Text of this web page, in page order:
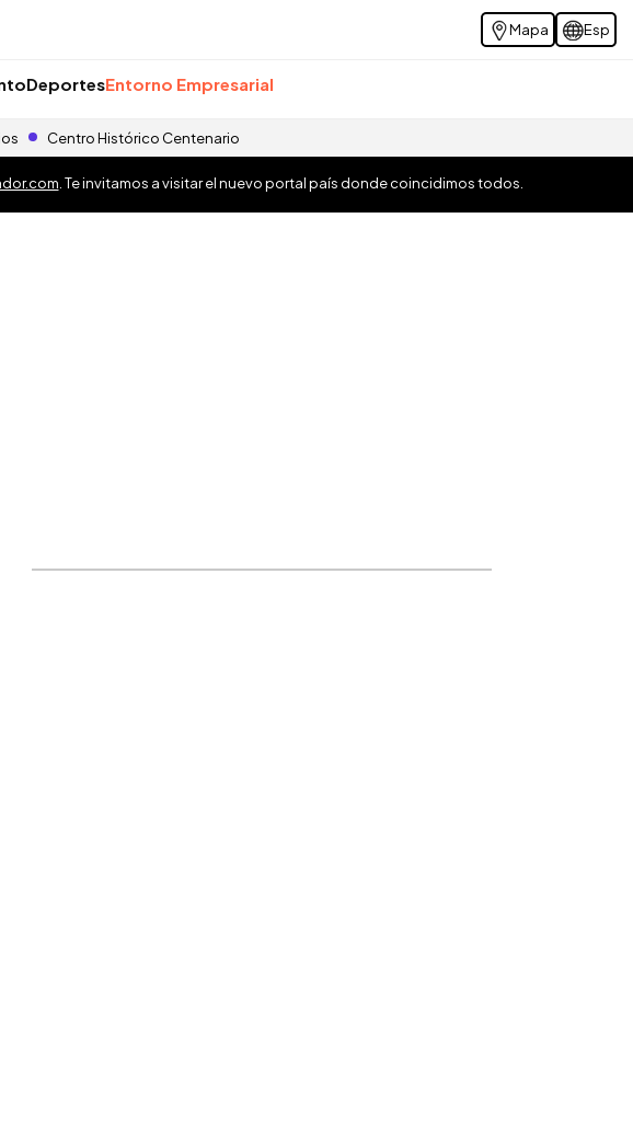
Mapa Esp
DeportesEntorno Empresarial
Centro Histórico Centenario
. Te invitamos a visitar el nuevo portal país donde coincidimos todos.